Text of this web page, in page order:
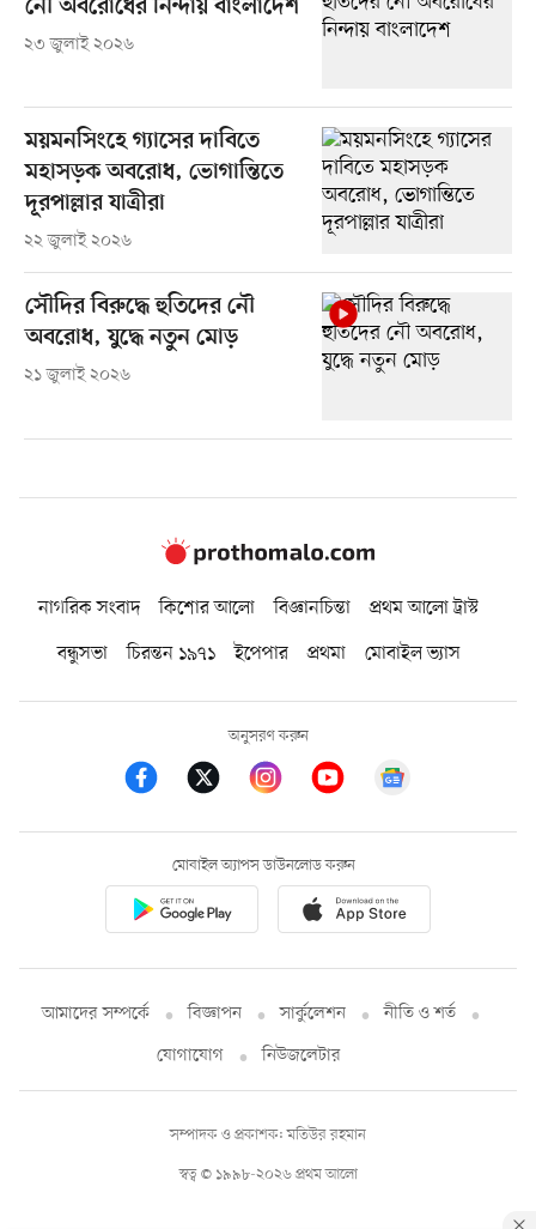
নৌ অবরোধের নিন্দায় বাংলাদেশ
২৩ জুলাই ২০২৬
ময়মনসিংহে গ্যাসের দাবিতে
মহাসড়ক অবরোধ, ভোগান্তিতে
দূরপাল্লার যাত্রীরা
২২ জুলাই ২০২৬
সৌদির বিরুদ্ধে হুতিদের নৌ
অবরোধ, যুদ্ধে নতুন মোড়
২১ জুলাই ২০২৬
নাগরিক সংবাদ কিশোর আলো বিজ্ঞানচিন্তা
প্রথম আলো ট্রাস্ট
বন্ধুসভা
চিরন্তন ১৯৭১ ইপেপার প্রথমা মোবাইল ভ্যাস
অনুসরণ করুন
মোবাইল অ্যাপস ডাউনলোড করুন
আমাদের সম্পর্কে বিজ্ঞাপন সার্কুলেশন
নীতি ও শর্ত
যোগাযোগ
নিউজলেটার
স্বত্ব © ১৯৯৮-২০২৬ প্রথম আলো
সম্পাদক ও প্রকাশক: মতিউর রহমান